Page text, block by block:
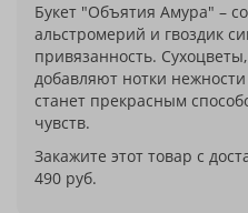
Букет "Объятия Амура" –
альстромерий и гвоздик
привязанность.
добавляют нотки
станет прекрасным
чувств.
Закажите этот товар с
490 руб.